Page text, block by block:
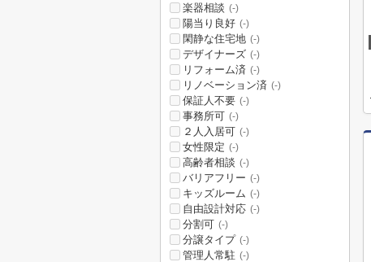
楽器相談 (-)
陽当り良好 (-)
閑静な住宅地 (-)
デザイナーズ (-)
リフォーム済 (-)
リノベーション済 (-)
保証人不要 (-)
事務所可 (-)
２人入居可 (-)
女性限定 (-)
高齢者相談 (-)
バリアフリー (-)
キッズルーム (-)
自由設計対応 (-)
分割可 (-)
分譲タイプ (-)
管理人常駐 (-)